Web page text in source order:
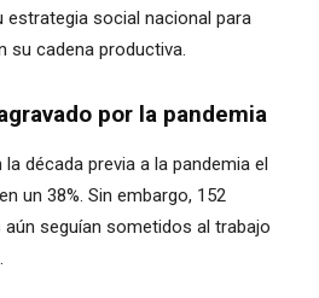
social nacional para
su cadena productiva.
por la pandemia
década previa a la pandemia el
un 38%. Sin embargo, 152
seguían sometidos al trabajo